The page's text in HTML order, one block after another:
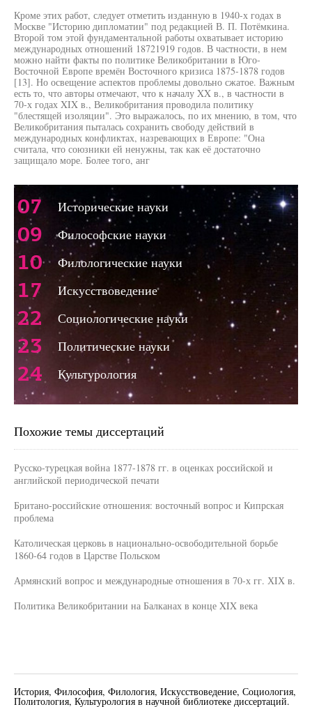
Кроме этих работ, следует отметить изданную в 1940-х годах в
Москве "Историю дипломатии" под редакцией В. П. Потёмкина.
Второй том этой фундаментальной работы охватывает историю
международных отношений 18721919 годов. В частности, в нем
можно найти факты по политике Великобритании в Юго-
Восточной Европе времён Восточного кризиса 1875-1878 годов
[13]. Но освещение аспектов проблемы довольно сжатое. Важным
есть то, что авторы отмечают, что к началу XX в., в частности в
70-х годах XIX в., Великобритания проводила политику
"блестящей изоляции". Это выражалось, по их мнению, в том, что
Великобритания пыталась сохранить свободу действий в
международных конфликтах, назревающих в Европе: "Она
считала, что союзники ей ненужны, так как её достаточно
защищало море. Более того, анг
07 Исторические науки
09 Философские науки
10 Филологические науки
17 Искусствоведение
22 Социологические науки
23 Политические науки
24 Культурология
Похожие темы диссертаций
Русско-турецкая война 1877-1878 гг. в оценках российской и
английской периодической печати
Британо-российские отношения: восточный вопрос и Кипрская
проблема
Католическая церковь в национально-освободительной борьбе
1860-64 годов в Царстве Польском
Армянский вопрос и международные отношения в 70-х гг. ХIХ в.
Политика Великобритании на Балканах в конце XIX века
История, Философия, Филология, Искусствоведение, Социология,
Политология, Культурология в научной библиотеке диссертаций.